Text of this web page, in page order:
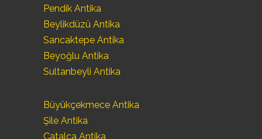
Pendik Antika
Beylikdüzü Antika
Sancaktepe Antika
Beyoğlu Antika
Sultanbeyli Antika
Büyükçekmece Antika
Şile Antika
Çatalca Antika